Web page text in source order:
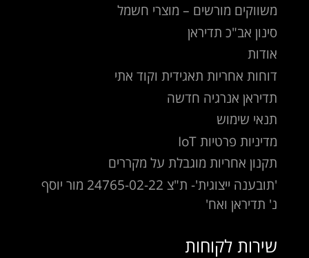
משווקים מורשים – מוצרי חשמל
סינון אב"כ תדיראן
אודות
דוחות אחריות תאגידית וקוד אתי
תדיראן אנרגיה חדשה
תנאי שימוש
מדיניות פרטיות IoT
תקנון אחריות מוגבלת על מקררים
'תובענה ייצוגית'- ת"צ 24765-02-22 מור יוסף
נ' תדיראן ואח'
שירות לקוחות